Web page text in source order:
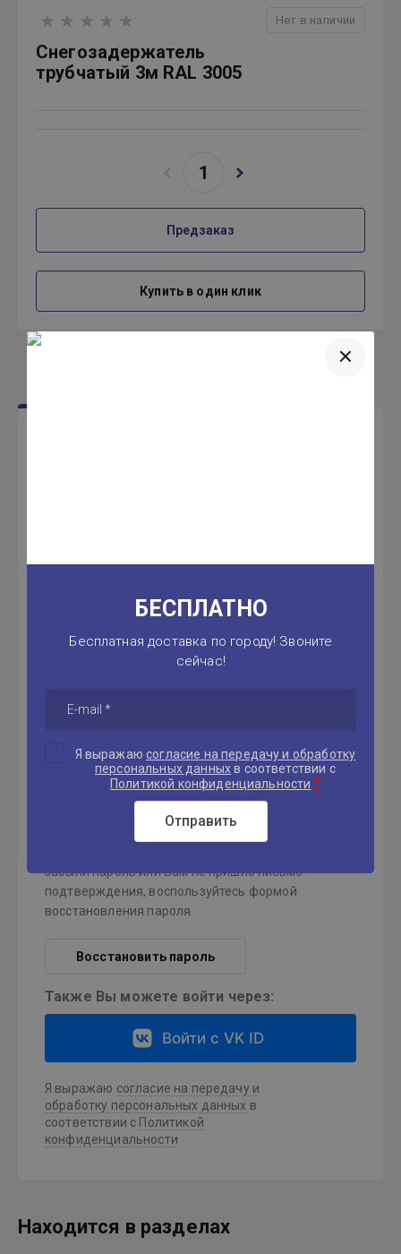
Снегозадержатель
трубчатый 3м RAL 3005
Нет в наличии
Предзаказ
Купить в один клик
Регистрация
забыли пароль или Вам не пришло письмо
подтверждения, воспользуйтесь формой
восстановления пароля.
Восстановить пароль
Также Вы можете войти через:
Войти с VK ID
Я выражаю согласие на передачу и
обработку персональных данных в
соответствии с Политикой
конфиденциальности
Находится в разделах
БЕСПЛАТНО
Бесплатная доставка по городу! Звоните
сейчас!
Я выражаюсогласие на передачу и обработку
персональных данныхв соответствии с
Политикой конфиденциальности *
Отправить